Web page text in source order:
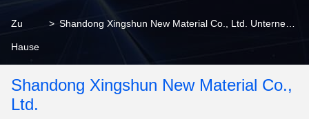
Zu
Hause
>
Shandong Xingshun New Material Co.,
Ltd.